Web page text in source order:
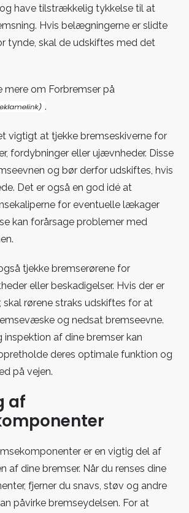
have tilstrækkelig tykkelse til at
Hvis belægningerne er slidte
tynde, skal de udskiftes med det
mere om Forbremser på
.
vigtigt at tjekke bremseskiverne for
fordybninger eller ujævnheder. Disse
og bør derfor udskiftes, hvis
Det er også en god idé at
for eventuelle lækager
kan forårsage problemer med
tjekke bremserørene for
eller beskadigelser. Hvis der er
rørene straks udskiftes for at
og nedsat bremseevne.
af dine bremser kan
deres optimale funktion og
på vejen.
af
er en vigtig del af
af dine bremser. Når du renses dine
fjerner du snavs, støv og andre
påvirke bremseydelsen. For at